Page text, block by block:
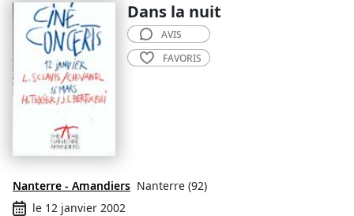
Dans la nuit
Nanterre - Amandiers Nanterre (92)
le 12 janvier 2002
AVIS
FAVORIS